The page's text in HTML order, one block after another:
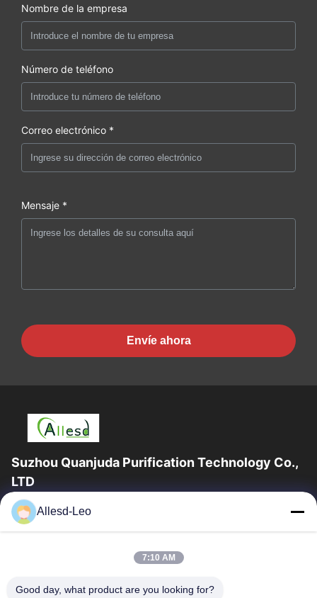
Nombre de la empresa
Número de teléfono
Correo electrónico *
Mensaje *
Envíe ahora
Suzhou Quanjuda Purification Technology Co.,
LTD
la experiencia 16years, como fabricante y un exportador
principales de ESD y los productos del recinto limpio,
Hogar Productos
Allesd-Leo
7:10 AM
Good day, what product are you looking for?